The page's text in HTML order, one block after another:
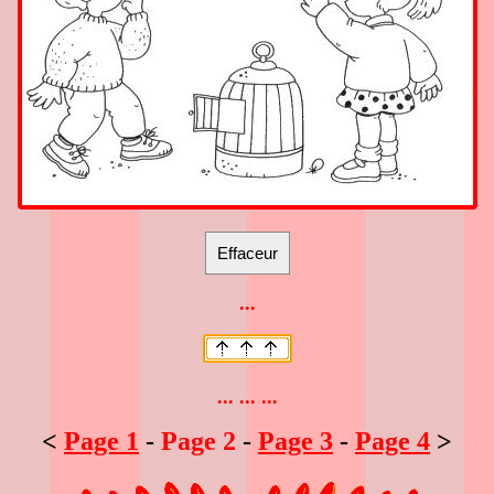
...
... ... ...
< Page 1 - Page 2 - Page 3 - Page 4 >